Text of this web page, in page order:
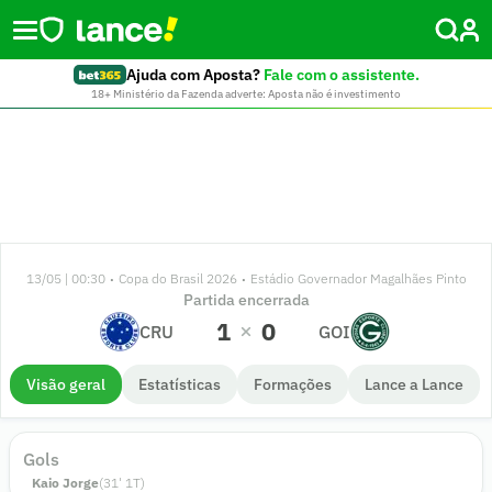
Ajuda com Aposta? Fale com o assistente.
18+ Ministério da Fazenda adverte: Aposta não é investimento
13/05 | 00:30 • Copa do Brasil 2026 • Estádio Governador Magalhães Pinto
Partida encerrada
CRU 1 0 GOI
Visão geral Estatísticas Formações Lance a Lance
Gols
(31 ' 1T)
Kaio Jorge